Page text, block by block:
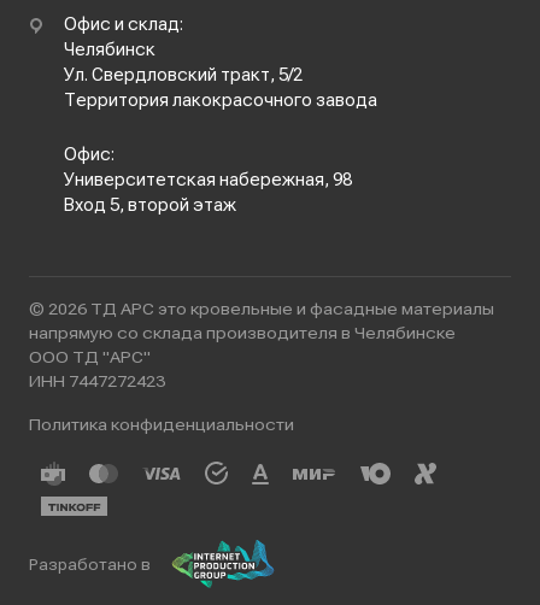
Офис и склад:
Челябинск
Ул. Свердловский тракт, 5/2
Территория лакокрасочного завода
Офис:
Университетская набережная, 98
Вход 5, второй этаж
© 2026 ТД АРС это кровельные и фасадные материалы
напрямую со склада производителя в Челябинске
ООО ТД "АРС"
ИНН 7447272423
Политика конфиденциальности
Разработано в